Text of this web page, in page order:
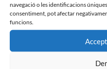
navegació o les identificacions
consentiment, pot afectar
funcions.